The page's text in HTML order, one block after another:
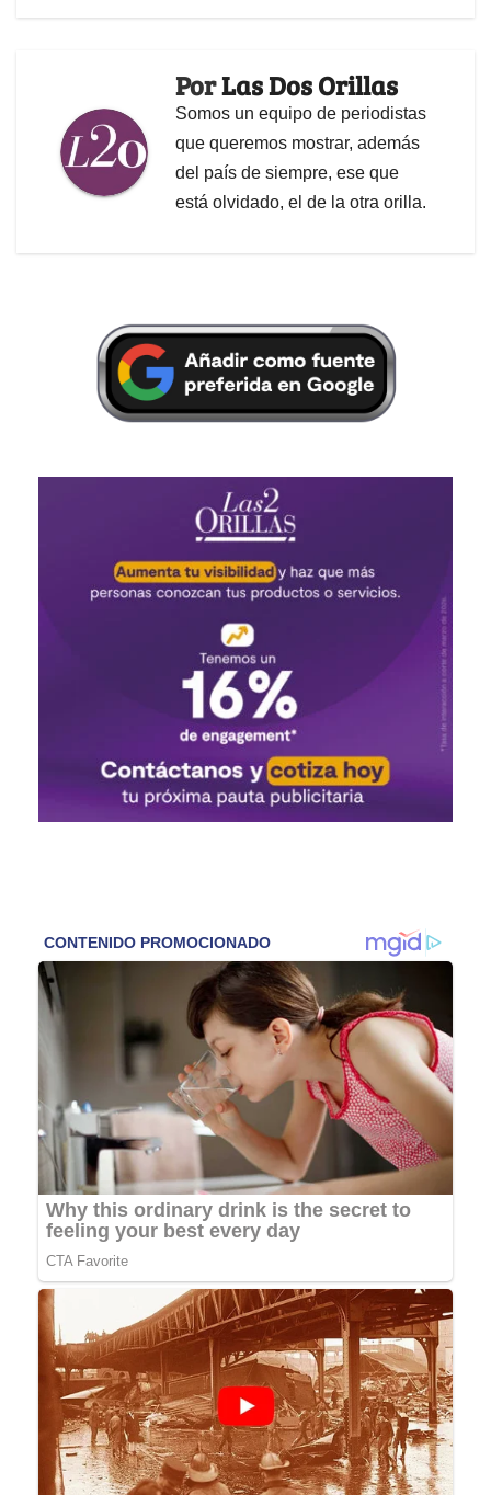
PorLas Dos Orillas
Somos un equipo de periodistas
que queremos mostrar, además
del país de siempre, ese que
está olvidado, el de la otra orilla.